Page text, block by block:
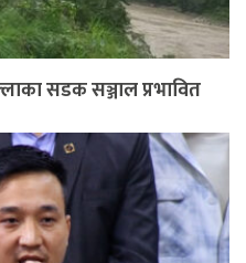
सडक सञ्जाल प्रभावित